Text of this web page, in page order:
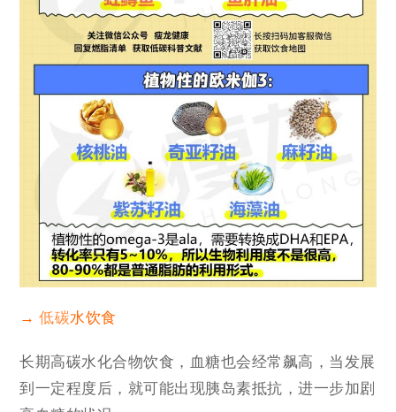
→低碳水饮食
长期高碳水化合物饮食，血糖也会经常飙高，当发展
到一定程度后，就可能出现胰岛素抵抗，进一步加剧